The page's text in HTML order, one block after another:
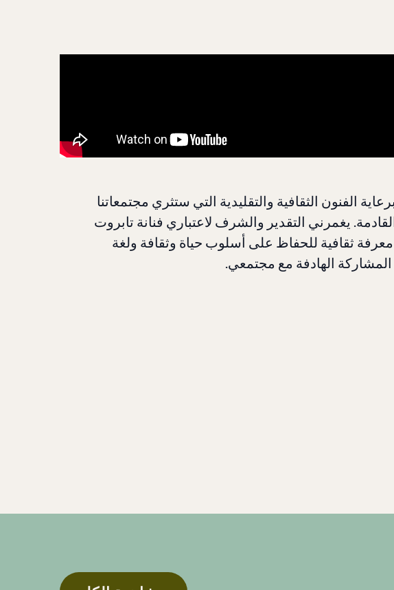
الفنون الثقافية والتقليدية التي ستثري مجتمعاتنا
يغمرني التقدير والشرف لاعتباري فنانة تابروت
ثقافية للحفاظ على أسلوب حياة وثقافة ولغة
الهادفة مع مجتمعي.